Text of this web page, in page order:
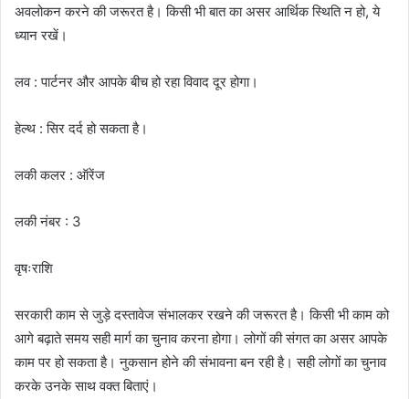
अवलोकन करने की जरूरत है। किसी भी बात का असर आर्थिक स्थिति न हो, ये
ध्यान रखें।
लव : पार्टनर और आपके बीच हो रहा विवाद दूर होगा।
हेल्थ : सिर दर्द हो सकता है।
लकी कलर : ऑरेंज
लकी नंबर : 3
वृषःराशि
सरकारी काम से जुड़े दस्तावेज संभालकर रखने की जरूरत है। किसी भी काम को
आगे बढ़ाते समय सही मार्ग का चुनाव करना होगा। लोगों की संगत का असर आपके
काम पर हो सकता है। नुकसान होने की संभावना बन रही है। सही लोगों का चुनाव
करके उनके साथ वक्त बिताएं।